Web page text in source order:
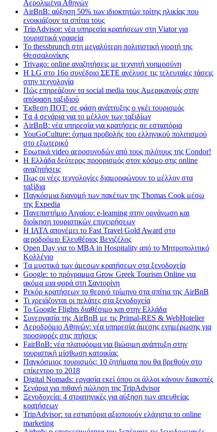
Αερολιμένα Αθηνών
AirBnB: αύξηση 50% των ιδιοκτητών τρίτης ηλικίας που
ενοικιάζουν τα σπίτια τους
TripAdvisor: νέα υπηρεσία κρατήσεων στη Viator για
τουριστικά γραφεία
Το thessbrunch στη μεγαλύτερη πολιτιστική γιορτή της
Θεσσαλονίκης
Trivago: online αναζητήσεις με τεχνητή νοημοσύνη
H LG στο 16ο συνέδριο ΣΕΤΕ ανέλυσε τις τελευταίες τάσεις
στην τεχνολογία
Πώς επηρεάζουν τα social media τους Αμερικανούς στην
απόφαση ταξιδιού
Έκθεση ΠΟΤ: σε φάση ανάπτυξης ο γκέι τουρισμός
Tα 4 σενάρια για το μέλλον των ταξιδίων
AirBnB: νέα υπηρεσία για κρατήσεις σε εστιατόρια
YouGoCulture: όχημα προβολής του ελληνικού πολιτισμού
στο εξωτερικό
Eρωτικά video αεροσυνοδών από τους πιλότους της Condor!
Η Ελλάδα δεύτερος προορισμός στον κόσμο στις online
αναζητήσεις
Πως οι νέες τεχνολογίες διαμορφώνουν το μέλλον στα
ταξίδια
Παγκόσμια διανομή των πακέτων της Thomas Cook μέσω
της Expedia
Πανεπιστήμιο Αιγαίου: e-learning στην οργάνωση και
διοίκηση τουριστικών επιχειρήσεων
Η IATA απονέμει το Fast Travel Gold Award στο
αεροδρόμιο Ελευθέριος Βενιζέλος
Open Day για το MBA in Hospitality από το Μητροπολιτικό
Κολλέγιο
Tα μυστικά των άμεσων κρατήσεων στα ξενοδοχεία
Google: το πρόγραμμα Grow Greek Tourism Online για
ακόμα μια φορά στη Σαντορίνη
Ρεκόρ κρατήσεων το θερινό τρίμηνο στα σπίτια της AirBnB
Τι χρειάζονται οι πελάτες στα ξενοδοχεία
Το Google Flights διαθέσιμο και στην Ελλάδα
Συνεργασία​ ​της​ ​AirBnB​ ​με​ ​τις​ ​Primal-RES​ ​&​ ​WebHotelier
Aεροδρόμιο Αθηνών: νέα υπηρεσία άμεσης ενημέρωσης για
προσφορές στις πτήσεις
FairBnB: νέα πλατφόρμα για βιώσιμη ανάπτυξη στην
τουριστική μίσθωση κατοικίας
Παγκόσμιος τουρισμός: 10 ζητήματα που θα βρεθούν στο
επίκεντρο το 2018
Digital Nomads: εργασία εκεί όπου οι άλλοι κάνουν διακοπές
Σενάρια για πιθανή πώληση της TripAdvisor
Ξενοδοχεία: 4 στρατηγικές για αύξηση των απευθείας
κρατήσεων
TripAdvisor: τα εστιατόρια αξιοποιούν ελάχιστα το online
marketing